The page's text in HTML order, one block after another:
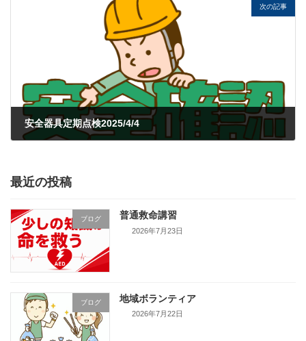
次の記事
安全器具定期点検2025/4/4
最近の投稿
ブログ 普通救命講習
2026年7月23日
ブログ 地域ボランティア
2026年7月22日